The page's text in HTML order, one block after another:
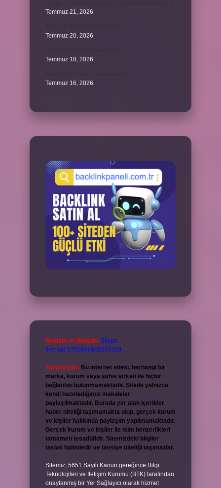
Temmuz 21, 2026
Temmuz 20, 2026
Temmuz 18, 2026
Temmuz 16, 2026
Reklam ve İletişim: Skype:
live:.cid.575569c608265c69
Yasal Uyarı: Bu internet sitesi, herhangi bir
marka, kurum veya şahıs şirketi ile hiçbir
bağlantısı bulunmamaktadır. Sitede yalnızca
kendi hazırladığımız makaleler
paylaşılmaktadır. Burada yer alan içerikler
haber niteliği taşımamakta olup, gerçek kurum
ve kişiler hakkında paylaşım yapılmamaktadır.
Gerçek kurum ve kişiler ile isim benzerlikleri
tamamen tesadüfidir. Sitemizdeki bilgiler
taslak halindedir ve tavsiye niteliği taşımazlar.
Sitemiz, 5651 Sayılı Kanun gereğince Bilgi
Teknolojileri ve İletişim Kurumu (BTK) tarafından
onaylanmış bir Yer Sağlayıcı olarak hizmet